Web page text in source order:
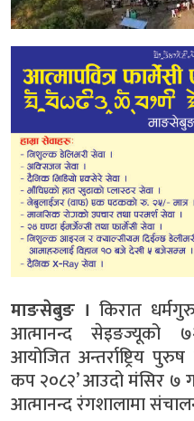
माङसेबुङ । किरात
आत्मानन्द सेइङज्यूको
आयोजित अन्तर्राष्ट्रिय
कप २०८२’ आउदो मंसिर ७
आत्मानन्द रंगशालामा